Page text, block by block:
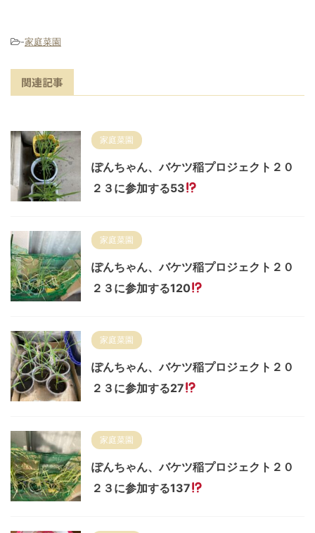
-家庭菜園
関連記事
家庭菜園
ぽんちゃん、バケツ稲プロジェクト２０
２３に参加する53
家庭菜園
ぽんちゃん、バケツ稲プロジェクト２０
２３に参加する120
家庭菜園
ぽんちゃん、バケツ稲プロジェクト２０
２３に参加する27
家庭菜園
ぽんちゃん、バケツ稲プロジェクト２０
２３に参加する137